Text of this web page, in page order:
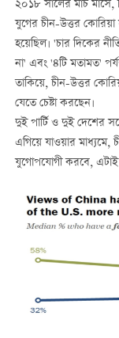
২০১৮ সালের মার্চ
যুগের চীন-উত্তর কোরিয়া
হয়েছিল। 'চার দিকের
না' এবং '৪টি মতামত'
তাকিয়ে, চীন-উত্তর
যেতে চেষ্টা করছেন।
দুই পার্টি ও দুই দেশের
এগিয়ে যাওয়ার মাধ্যমে,
যুগোপযোগী করবে, এটাই